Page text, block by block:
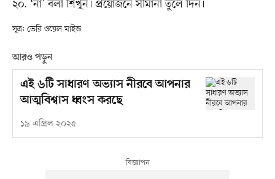
২০. ‘না’ বলা শিখুন। প্রয়োজনে সীমানা তুলে দিন।
সূত্র: ভেরি ওয়েল মাইন্ড
আরও পড়ুন
এই ৬টি সাধারণ অভ্যাস নীরবে আপনার
আত্মবিশ্বাস ধ্বংস করছে
১৯ এপ্রিল ২০২৫